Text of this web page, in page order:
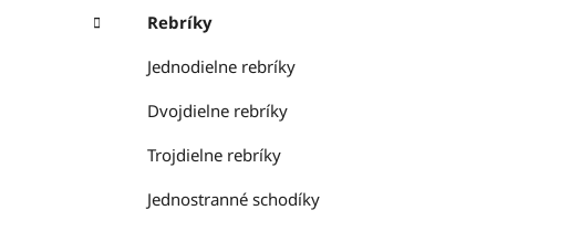
Rebríky
Jednodielne rebríky
Dvojdielne rebríky
Trojdielne rebríky
Jednostranné schodíky